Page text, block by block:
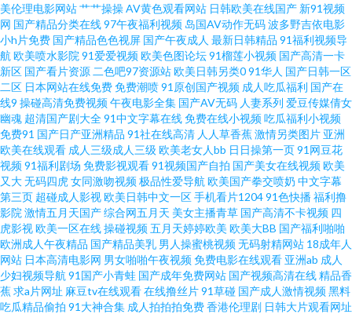
免费精品 日本久久精品五区六区 bt天堂磁力链接种子 欧美日韩一区在线观看
最好的中文字幕视频 免费亚洲视频在线观看 在线观看三级亚 精品色午夜蜜桃
亚洲韩日午夜视频 国产一区二区三区四区 庥豆谋影视mv视频 国产精品真
91pcmf 欧美高清一 制服丝袜快播 久九99久九99九久 国产日韩a线视频 万里
河山影院 国产a级三级三级三级 日韩欧美1区 成全在线电影在线观看 人妻激
情日韩 97国产精品 国产精品一区二区在线深a 午夜成人福利在线 国产精品人
人妻人人爽人人牛 色网站在线观看免费 东京热最新福利 日韩好片一区二区在
线看 Y1欧美福利影院之成人网站1 久草视频福利资源站 夜间福利性高朝有限
美伦理电影网站艹艹操操AV黄色观看网站 日韩欧美在线国产 新91视频
网 国产精品分类在线97午夜福利视频 岛国AV动作无码波多野吉依电影
小h片免费 国产精品色色视屏 国产午夜成人 最新日韩精品 91福利视频导
航 欧美喷水影院 91爱爱视频欧美色图论坛91榴莲小视频 国产高清一卡
新区 国产看片资源 二色吧97资源站欧美日韩另类091华人 国产日韩一区
二区 日本网站在线免费免费潮喷91原创国产视频 成人吃瓜福利 国产在
线9 操碰高清免费视频午夜电影全集 国产AV无码 人妻系列 爱豆传媒倩女
幽魂 超清国产剧大全91中文字幕在线免费在线小视频吃瓜福利小视频
免费91 国产日产亚洲精品 91社在线高清 人人草香蕉激情另类图片 亚洲
欧美在线观看 成人三级成人三级 欧美老女人bb 日日操第一页91网豆花
视频91福利剧场 免费影视观看91视频国产自拍 国产美女在线视频欧美
又大无码四虎女同激吻视频极品性爱导航 欧美国产拳交喷奶 中文字幕
第三页 超碰成人影视欧美日韩中文一区手机看片120491色快播福利撸
影院 激情五月天国产综合网五月天 美女主播青草 国产高清不卡视频 四
虎影视欧美一区在线操碰视频五月天婷婷欧美 欧美大BB 国产福利啪啪
欧洲成人午夜精品 国产精品美乳 男人操蜜桃视频无码射精网站 18成年人
网站 日本高清电影网 男女啪啪午夜视频免费电影在线观看 亚洲ab 成人
少妇视频导航 91国产小青蛙 国产成年免费网站 国产视频高清在线精品香
蕉求a片网址 麻豆tv在线观看在线撸丝片91草碰 国产成人激情视频黑料
吃瓜精品偷拍 91大神合集 成人拍拍拍免费香港伦理剧 日韩大片观看网址